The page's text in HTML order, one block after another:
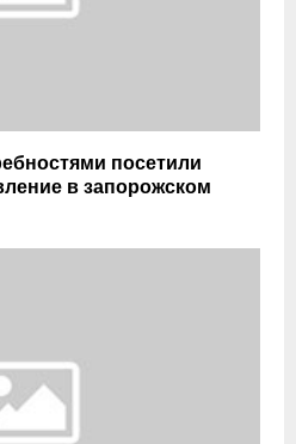
посетили
в запорожском